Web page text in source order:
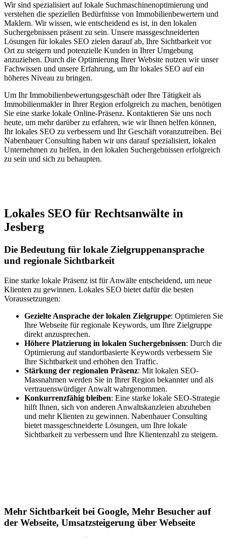
Wir sind spezialisiert auf lokale Suchmaschinenoptimierung und
verstehen die speziellen Bedürfnisse von Immobilienbewertern und
Maklern. Wir wissen, wie entscheidend es ist, in den lokalen
Suchergebnissen präsent zu sein. Unsere massgeschneiderten
Lösungen für lokales SEO zielen darauf ab, Ihre Sichtbarkeit vor
Ort zu steigern und potenzielle Kunden in Ihrer Umgebung
anzuziehen. Durch die Optimierung Ihrer Website nutzen wir unser
Fachwissen und unsere Erfahrung, um Ihr lokales SEO auf ein
höheres Niveau zu bringen.
Um Ihr Immobilienbewertungsgeschäft oder Ihre Tätigkeit als
Immobilienmakler in Ihrer Region erfolgreich zu machen, benötigen
Sie eine starke lokale Online-Präsenz. Kontaktieren Sie uns noch
heute, um mehr darüber zu erfahren, wie wir Ihnen helfen können,
Ihr lokales SEO zu verbessern und Ihr Geschäft voranzutreiben. Bei
Nabenhauer Consulting haben wir uns darauf spezialisiert, lokalen
Unternehmen zu helfen, in den lokalen Suchergebnissen erfolgreich
zu sein und sich zu behaupten.
Lokales SEO für Rechtsanwälte in
Jesberg
Die Bedeutung für lokale Zielgruppenansprache
und regionale Sichtbarkeit
Eine starke lokale Präsenz ist für Anwälte entscheidend, um neue
Klienten zu gewinnen. Lokales SEO bietet dafür die besten
Voraussetzungen:
Gezielte Ansprache der lokalen Zielgruppe: Optimieren Sie
Ihre Webseite für regionale Keywords, um Ihre Zielgruppe
direkt anzusprechen.
Höhere Platzierung in lokalen Suchergebnissen: Durch die
Optimierung auf standortbasierte Keywords verbessern Sie
Ihre Sichtbarkeit und erhöhen den Traffic.
Stärkung der regionalen Präsenz: Mit lokalen SEO-
Massnahmen werden Sie in Ihrer Region bekannter und als
vertrauenswürdiger Anwalt wahrgenommen.
Konkurrenzfähig bleiben: Eine starke lokale SEO-Strategie
hilft Ihnen, sich von anderen Anwaltskanzleien abzuheben
und mehr Klienten zu gewinnen. Nabenhauer Consulting
bietet massgeschneiderte Lösungen, um Ihre lokale
Sichtbarkeit zu verbessern und Ihre Klientenzahl zu steigern.
Mehr Sichtbarkeit bei Google, Mehr Besucher auf
der Webseite, Umsatzsteigerung über Webseite